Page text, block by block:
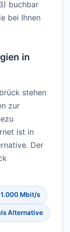
buchbar
bei Ihnen
in
stehen
zur
ist in
Der
Mbit/s
Alternative